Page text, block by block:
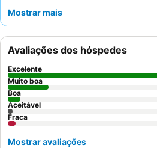
refúgio luxuoso e excelente serviço.
buffet de pequeno-almoço
pratos internacionais e locais. Para
e condições impecáveis, os hóspedes
reservar um dos
Mostrar mais
Avaliações dos hóspedes
Excelente
Muito boa
Boa
Aceitável
Fraca
Mostrar avaliações